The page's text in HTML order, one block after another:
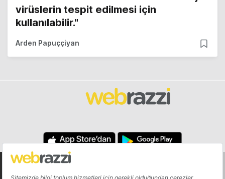
virüslerin tespit edilmesi için
kullanılabilir."
Arden Papuççiyan